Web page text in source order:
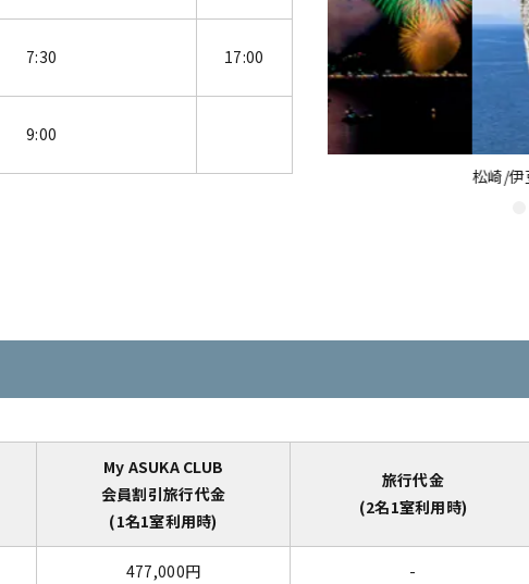
7:30 17:00
9:00
松崎/伊豆/静岡県(日本)
My ASUKA CLUB
会員割引旅行代金
(1名1室利用時)
旅行代金
(2名1室利用時)
477,000円 -